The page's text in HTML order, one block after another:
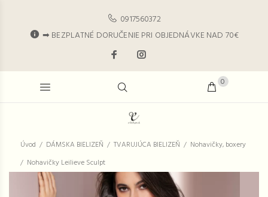
0917560372
➡ BEZPLATNÉ DORUČENIE PRI OBJEDNÁVKE NAD 70€
0
Úvod DÁMSKA BIELIZEŇ TVARUJÚCA BIELIZEŇ
Nohavičky, boxery
Nohavičky Leilieve Sculpt